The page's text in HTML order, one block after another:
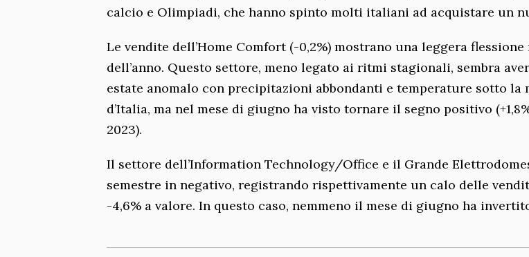
calcio e Olimpiadi, che hanno spinto molti italiani ad acquistare un
Le vendite dell’Home Comfort (-0,2%) mostrano una leggera
dell’anno. Questo settore, meno legato ai ritmi stagionali, sembra
estate anomalo con precipitazioni abbondanti e temperature sotto la
d’Italia, ma nel mese di giugno ha visto tornare il segno positivo
2023).
Il settore dell’Information Technology/Office e il Grande
semestre in negativo, registrando rispettivamente un calo delle
-4,6% a valore. In questo caso, nemmeno il mese di giugno ha